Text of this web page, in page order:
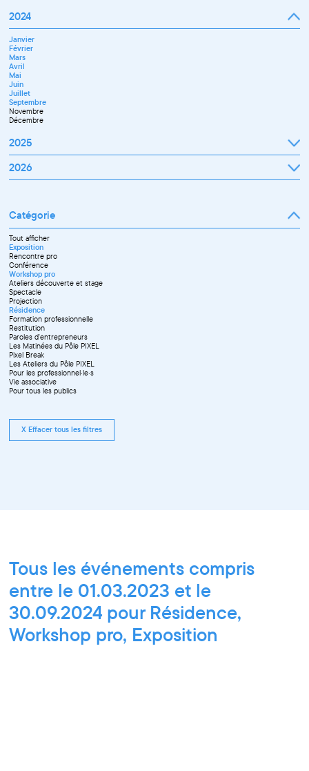
2024
Janvier
Février
Mars
Avril
Mai
Juin
Juillet
Septembre
Novembre
Décembre
2025
Janvier
Février
Mars
Juin
Juillet
Septembre
Octobre
Novembre
Décembre
2026
Avril
Mai
Juin
Septembre
Octobre
Novembre
Catégorie
Tout afficher
Exposition
Rencontre pro
Conférence
Workshop pro
Ateliers découverte et stage
Spectacle
Projection
Résidence
Formation professionnelle
Restitution
Paroles d'entrepreneurs
Les Matinées du Pôle PIXEL
Pixel Break
Les Ateliers du Pôle PIXEL
Pour les professionnel·le·s
Vie associative
Pour tous les publics
X Effacer tous les filtres
Tous les événements compris
entre le 01.03.2023 et le
30.09.2024 pour Résidence,
Workshop pro, Exposition